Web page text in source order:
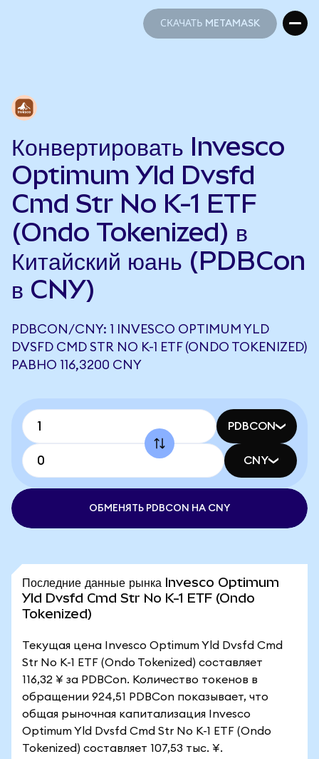
СКАЧАТЬ METAMASK
Конвертировать Invesco
Optimum Yld Dvsfd
Cmd Str No K-1 ETF
(Ondo Tokenized) в
Китайский юань (PDBCon
в CNY)
PDBCON/CNY: 1 INVESCO OPTIMUM YLD
DVSFD CMD STR NO K-1 ETF (ONDO TOKENIZED)
РАВНО 116,3200 CNY
PDBCON
CNY
ОБМЕНЯТЬ PDBCON НА CNY
Последние данные рынка Invesco Optimum
Yld Dvsfd Cmd Str No K-1 ETF (Ondo
Tokenized)
Текущая цена Invesco Optimum Yld Dvsfd Cmd
Str No K-1 ETF (Ondo Tokenized) составляет
116,32 ¥ за PDBCon. Количество токенов в
обращении 924,51 PDBCon показывает, что
общая рыночная капитализация Invesco
Optimum Yld Dvsfd Cmd Str No K-1 ETF (Ondo
Tokenized) составляет 107,53 тыс. ¥.